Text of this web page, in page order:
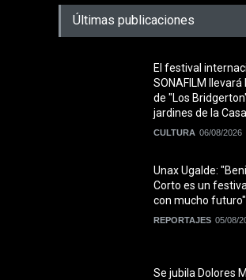
Últimas publicaciones
El festival
SONAFILM llevará
de "Los
jardines de la
CULTURA 06/08/2026
Unax Ugalde:
Corto es un
con mucho futuro"
REPORTAJES 05/08/
Se jubila Dolores